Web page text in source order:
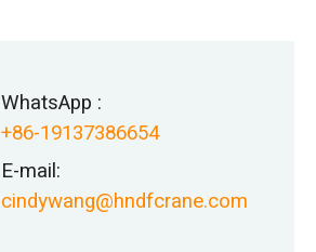
WhatsApp :
+86-19137386654
E-mail:
cindywang@hndfcrane.com